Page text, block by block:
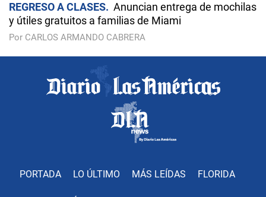
REGRESO A CLASES
Anuncian entrega de mochilas
y útiles gratuitos a familias de Miami
Por CARLOS ARMANDO CABRERA
PORTADA LO ÚLTIMO MÁS LEÍDAS FLORIDA